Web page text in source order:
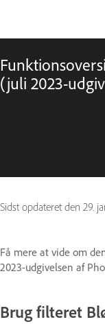
(juli 2023-
Sidst opdateret den 29.
Få mere at vide om
2023-udgivelsen af
Brug filteret